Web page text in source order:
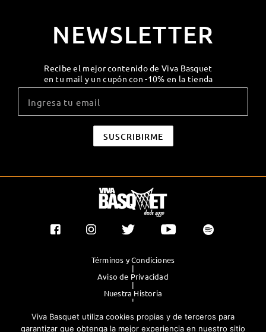
NEWSLETTER
Recibe el mejor contenido de Viva Basquet
en tu mail y un cupón con -10% en la tienda
Términos y Condiciones
|
Aviso de Privacidad
|
Nuestra Historia
|
|
Publicidad
Viva Basquet utiliza cookies propias y de terceros para
garantizar que obtenga la mejor experiencia en nuestro sitio